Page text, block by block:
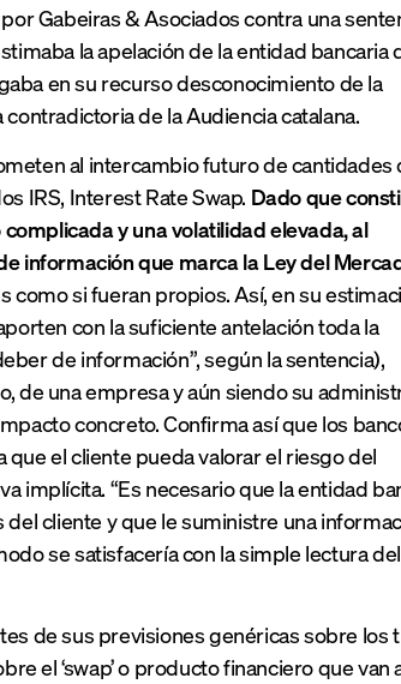
Gabeiras & Asociados contra una
la apelación de la entidad bancaria
en su recurso desconocimiento de la
de la Audiencia catalana.
al intercambio futuro de cantidades
IRS, Interest Rate Swap. Dado que
y una volatilidad elevada, al
información que marca la Ley del
si fueran propios. Así, en su
con la suficiente antelación toda la
de información”, según la sentencia),
de una empresa y aún siendo su
concreto. Confirma así que los
el cliente pueda valorar el riesgo del
implícita. “Es necesario que la entidad
cliente y que le suministre una
se satisfacería con la simple lectura del
de sus previsiones genéricas sobre los
el ‘swap’ o producto financiero que van